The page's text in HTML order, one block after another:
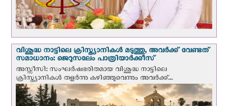
വിശുദ്ധ നാട്ടിലെ ക്രിസ്ത്യാനികൾ മടുത്തു, അവർക്ക് വേണ്ടത്
സമാധാനം: ജെറുസലേം പാത്രിയാര്‍ക്കീസ്
അസ്സീസി: സംഘര്‍ഷഭരിതമായ വിശുദ്ധ നാട്ടിലെ
ക്രിസ്ത്യാനികൾ തളര്‍ന്നു കഴിഞ്ഞുവെന്നും അവർക്ക്...